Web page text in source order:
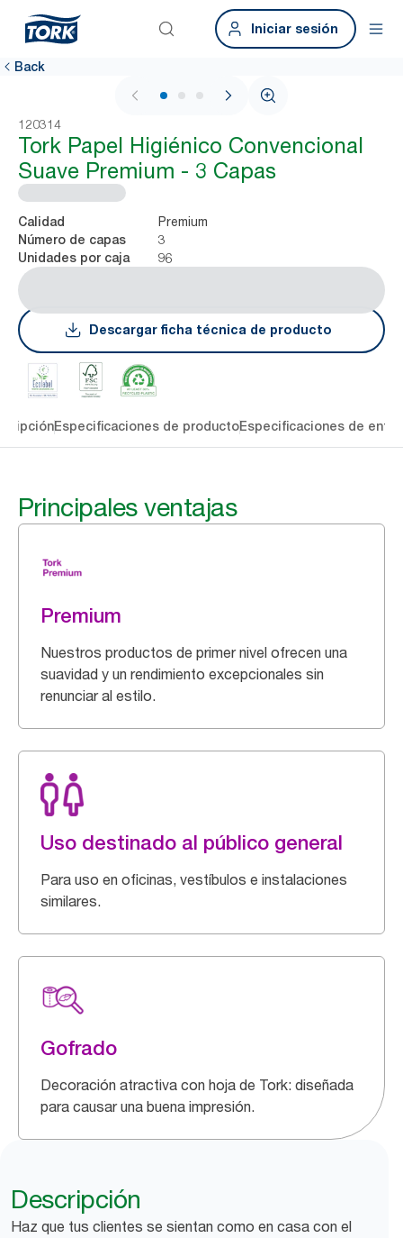
Iniciar sesión
Back
1 / 3
120314
Tork Papel Higiénico Convencional
Suave Premium - 3 Capas
Calidad Premium
Número de capas 3
Unidades por caja 96
Descargar ficha técnica de producto
Especificaciones de productoEspecificaciones de
Principales ventajas
Premium
Nuestros productos de primer nivel ofrecen una
suavidad y un rendimiento excepcionales sin
renunciar al estilo.
Uso destinado al público general
Para uso en oficinas, vestíbulos e instalaciones
similares.
Gofrado
Decoración atractiva con hoja de Tork: diseñada
para causar una buena impresión.
Descripción
Haz que tus clientes se sientan como en casa con el